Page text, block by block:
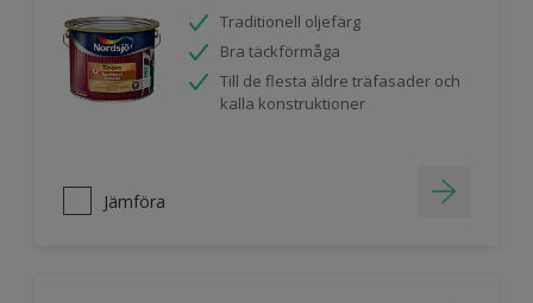
Traditionell oljefärg
Bra täckförmåga
Till de flesta äldre träfasader och
kalla konstruktioner
Jämföra